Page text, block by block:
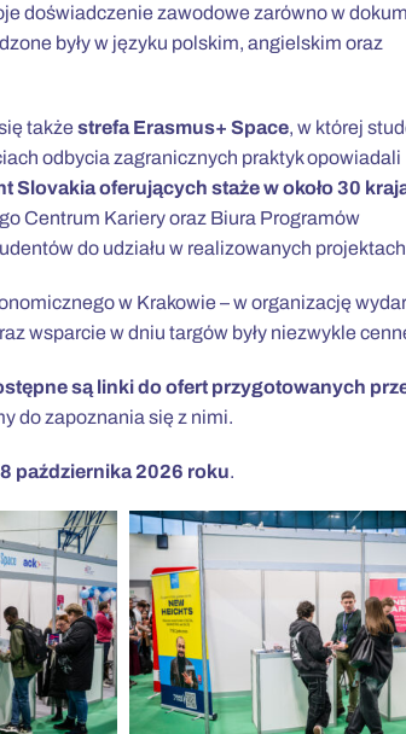
doświadczenie zawodowe zarówno w
były w języku polskim, angielskim oraz
takżestrefa Erasmus+ Space, w której
odbycia zagranicznych praktyk opowiadali
Slovakia oferujących staże w około 30
Centrum Kariery oraz Biura Programów
do udziału w realizowanych
w Krakowie – w organizację
wsparcie w dniu targów były niezwykle
są linki do ofert przygotowanych
do zapoznania się z nimi.
października 2026 roku.